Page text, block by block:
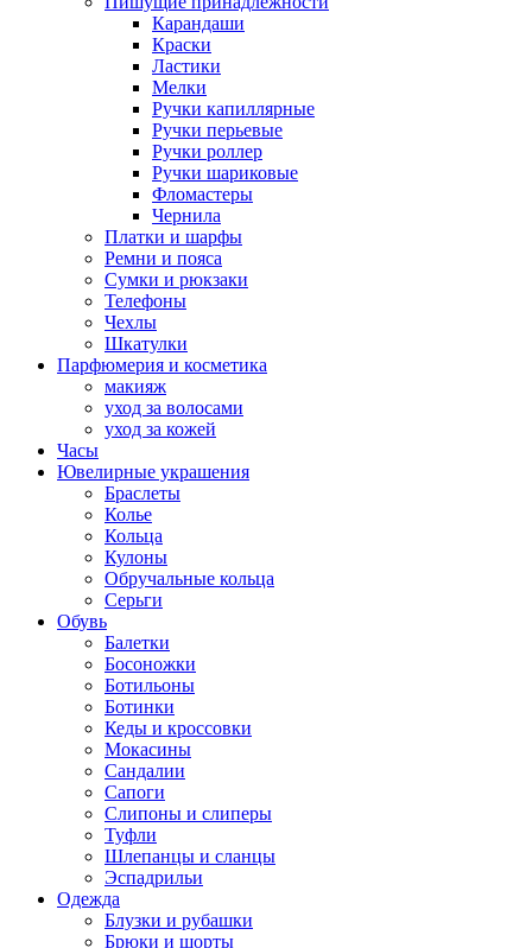
Карандаши
Краски
Ластики
Мелки
Ручки капиллярные
Ручки перьевые
Ручки роллер
Ручки шариковые
Фломастеры
Чернила
Платки и шарфы
Ремни и пояса
Сумки и рюкзаки
Телефоны
Чехлы
Шкатулки
Парфюмерия и косметика
макияж
уход за волосами
уход за кожей
Часы
Ювелирные украшения
Браслеты
Колье
Кольца
Кулоны
Обручальные кольца
Серьги
Обувь
Балетки
Босоножки
Ботильоны
Ботинки
Кеды и кроссовки
Мокасины
Сандалии
Сапоги
Слипоны и слиперы
Туфли
Шлепанцы и сланцы
Эспадрильи
Одежда
Блузки и рубашки
Брюки и шорты